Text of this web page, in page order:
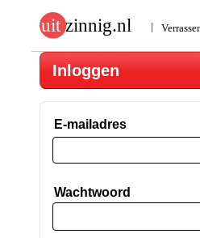
Inloggen
E-mailadres
Wachtwoord